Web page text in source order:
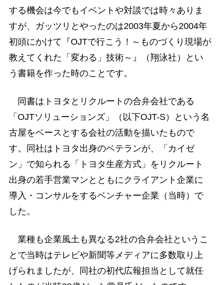
する機会は今でもイベントや対談では時々ありま
すが、ガッツリとやったのは2003年夏から2004年
初頭にかけて『OJTで行こう！～ものづくり現場が
教えてくれた「変わる」技術～』（翔泳社）とい
う書籍を作った時のことです。
同書はトヨタとリクルートの合弁会社である
「OJTソリューションズ」（以下OJT-S）という名
古屋をベースとする会社の活動を描いたもので
す。同社はトヨタ出身のベテランが、「カイゼ
ン」で知られる「トヨタ生産方式」をリクルート
出身の若手営業マンとともにクライアント企業に
導入・コンサルをするベンチャー企業（当時）で
した。
業種も企業風土も異なる2社の合弁会社というこ
とで当時はテレビや新聞等メディアに多数取り上
げられましたが、同社の初代広報担当として就任